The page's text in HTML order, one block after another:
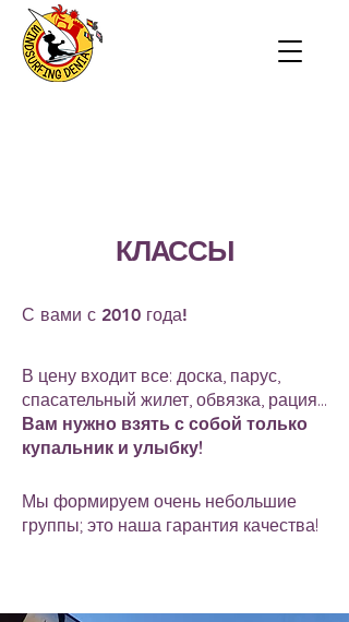
КЛАССЫ
С вами с 2010 года!
В цену входит все: доска, парус,
спасательный жилет, обвязка, рация...
Вам нужно взять с собой только
купальник и улыбку!
Мы формируем очень небольшие
группы; это наша гарантия качества!